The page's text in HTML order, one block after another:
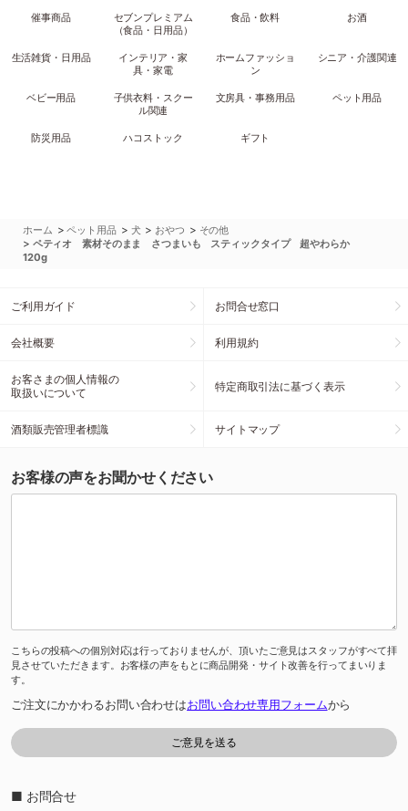
催事商品
セブンプレミアム
（食品・日用品）
食品・飲料 お酒
生活雑貨・日用品
インテリア・家
具・家電
ホームファッショ
ン
シニア・介護関連
ベビー用品
子供衣料・スクー
ル関連
文房具・事務用品 ペット用品
防災用品 ハコストック ギフト
ホーム >ペット用品 > 犬 > おやつ > その他
> ペティオ 素材そのまま さつまいも スティックタイプ 超やわらか
120g
ご利用ガイド お問合せ窓口
会社概要 利用規約
お客さまの個人情報の
取扱いについて
特定商取引法に基づく表示
酒類販売管理者標識 サイトマップ
お客様の声をお聞かせください
こちらの投稿への個別対応は行っておりませんが、頂いたご意見はスタッフがすべて拝
見させていただきます。お客様の声をもとに商品開発・サイト改善を行ってまいりま
す。
ご注文にかかわるお問い合わせはお問い合わせ専用フォームから
■ お問合せ